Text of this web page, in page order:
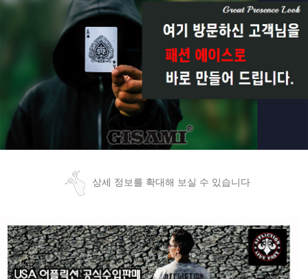
상세 정보를 확대해 보실 수 있습니다